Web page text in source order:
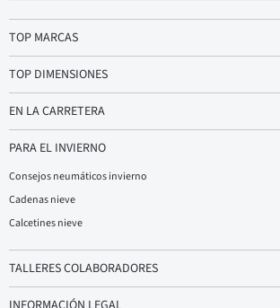
TOP MARCAS
TOP DIMENSIONES
EN LA CARRETERA
PARA EL INVIERNO
Consejos neumáticos invierno
Cadenas nieve
Calcetines nieve
TALLERES COLABORADORES